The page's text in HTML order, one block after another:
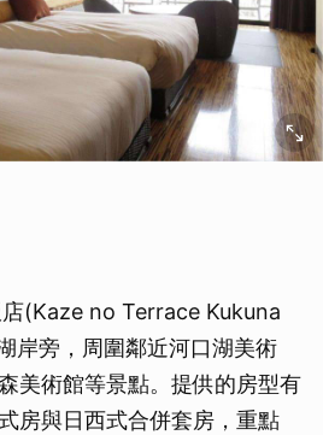
(Kaze no Terrace Kukuna
岸旁，周圍鄰近河口湖美術
美術館等景點。提供的房型有
房與日西式合併套房，重點